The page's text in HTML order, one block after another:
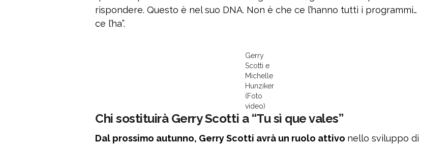
rispondere. Questo è nel suo DNA. Non è che ce l’hanno tutti i programmi…
ce l’ha”.
Gerry
Scotti e
Michelle
Hunziker
(Foto
video)
Chi sostituirà Gerry Scotti a “Tu sì que vales”
Dal prossimo autunno, Gerry Scotti avrà un ruolo attivo nello sviluppo di